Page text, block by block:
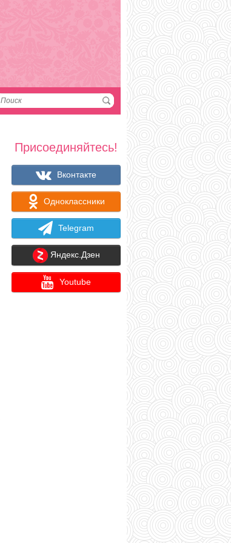
Присоединяйтесь!
Вконтакте
Одноклассники
Telegram
Яндекс.Дзен
Youtube